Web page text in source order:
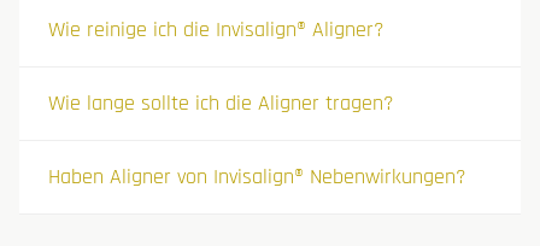
Wie reinige ich die Invisalign® Aligner?
Wie lange sollte ich die Aligner tragen?
Haben Aligner von Invisalign® Nebenwirkungen?